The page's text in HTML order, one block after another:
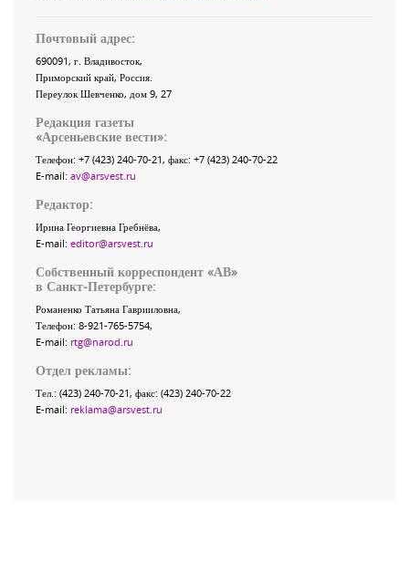
Почтовый адрес:
690091, г. Владивосток,
Приморский край, Россия
Переулок Шевченко, дом 9, 27
Редакция газеты
«Арсеньевские вести»:
Телефон: +7 (423) 240-70-21, факс: +7 (423) 240-70-22
E-mail: av@arsvest.ru
Редактор:
Ирина Георгиевна Гребнёва,
E-mail: editor@arsvest.ru
Собственный корреспондент «АВ»
в Санкт-Петербурге:
Романенко Татьяна Гаврииловна,
Телефон: 8-921-765-5754,
E-mail: rtg@narod.ru
Отдел рекламы:
Тел.: (423) 240-70-21, факс: (423) 240-70-22
E-mail: reklama@arsvest.ru